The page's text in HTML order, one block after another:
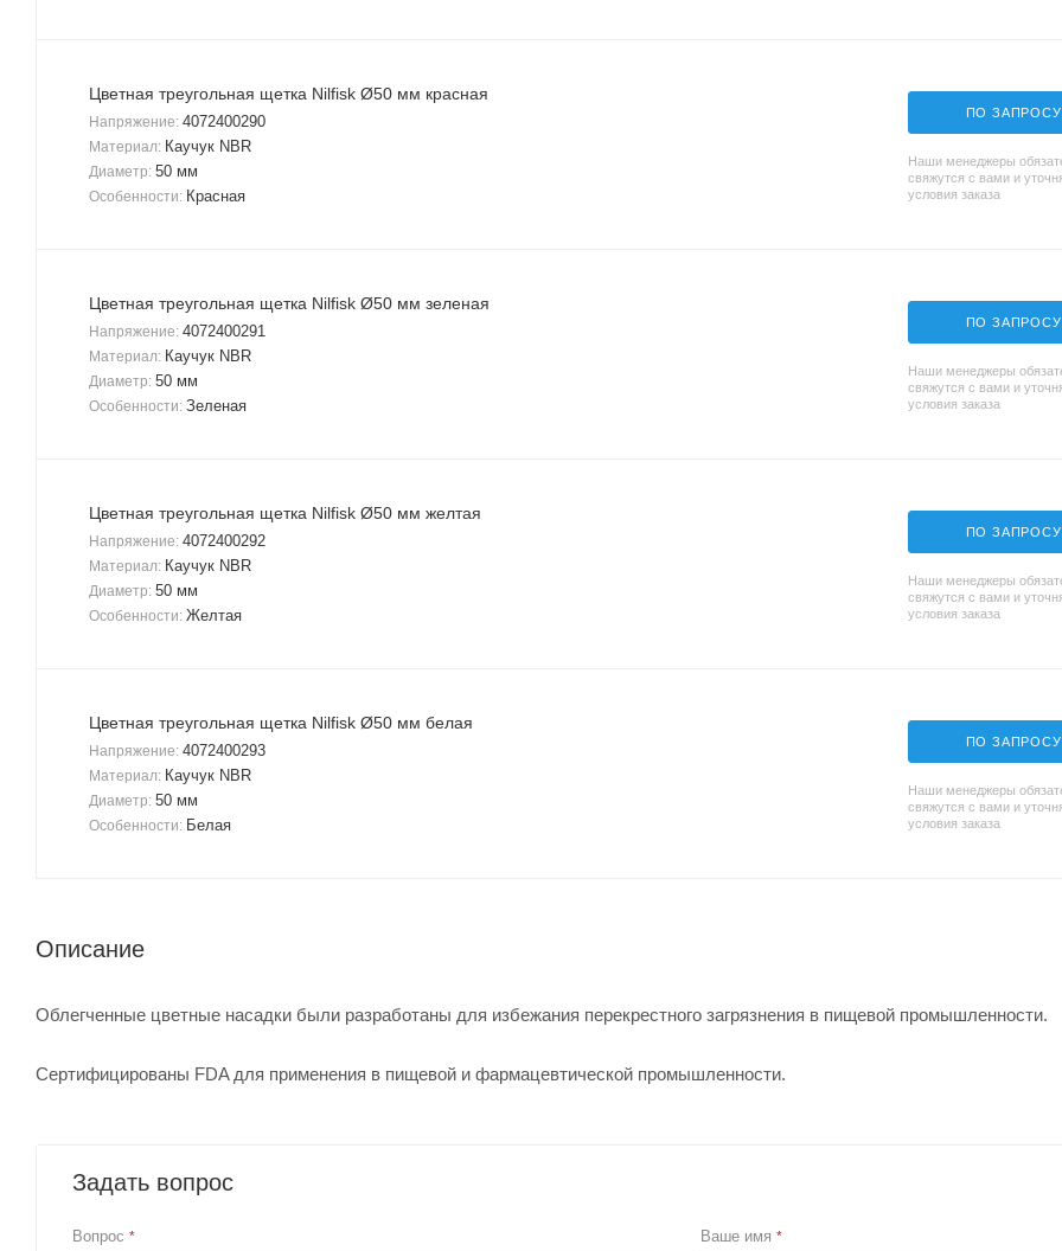
Цветная треугольная щетка Nilfisk Ø50 мм красная
Напряжение: 4072400290
Материал: Каучук NBR
Диаметр: 50 мм
Особенности: Красная
ПО ЗАПРОСУ
Наши менеджеры
свяжутся с вами и
условия заказа
Цветная треугольная щетка Nilfisk Ø50 мм зеленая
Напряжение: 4072400291
Материал: Каучук NBR
Диаметр: 50 мм
Особенности: Зеленая
ПО ЗАПРОСУ
Наши менеджеры
свяжутся с вами и
условия заказа
Цветная треугольная щетка Nilfisk Ø50 мм желтая
Напряжение: 4072400292
Материал: Каучук NBR
Диаметр: 50 мм
Особенности: Желтая
ПО ЗАПРОСУ
Наши менеджеры
свяжутся с вами и
условия заказа
Цветная треугольная щетка Nilfisk Ø50 мм белая
Напряжение: 4072400293
Материал: Каучук NBR
Диаметр: 50 мм
Особенности: Белая
ПО ЗАПРОСУ
Наши менеджеры
свяжутся с вами и
условия заказа
Описание
Облегченные цветные насадки были разработаны для избежания перекрестного загрязнения в пищевой промышленности.
Сертифицированы FDA для применения в пищевой и фармацевтической промышленности.
Задать вопрос
Вопрос * Ваше имя*